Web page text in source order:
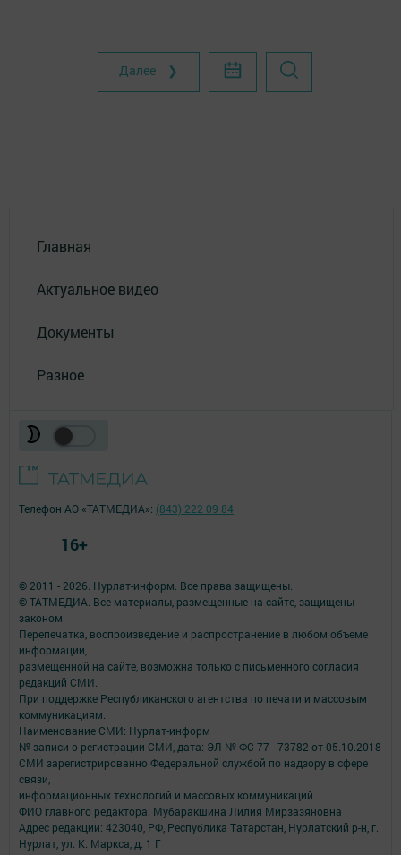
Далее ❯
Главная
Актуальное видео
Документы
Разное
© 2011 - 2026. Нурлат-⁠информ. Все права защищены.
© ТАТМЕДИА. Все материалы, размещенные на сайте, защищены
законом.
Перепечатка, воспроизведение и распространение в любом объеме
информации,
размещенной на сайте, возможна только с письменного согласия
редакций СМИ.
При поддержке Республиканского агентства по печати и массовым
коммуникациям.
Наименование СМИ: Нурлат-⁠информ
№ записи о регистрации СМИ, дата: ЭЛ № ФС 77 -⁠ 73782 от 05.10.2018
СМИ зарегистрированно Федеральной службой по надзору в сфере
связи,
информационных технологий и массовых коммуникаций
ФИО главного редактора: Мубаракшина Лилия Мирзазяновна
Адрес редакции: 423040, РФ, Республика Татарстан, Нурлатский р-н, г.
Нурлат, ул. К. Маркса, д. 1 Г
Телефон АО «ТАТМЕДИА»: (843) 222 09 84
16+